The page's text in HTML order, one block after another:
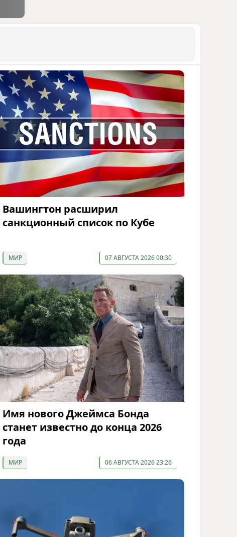
Вашингтон расширил
санкционный список по Кубе
МИР 07 АВГУСТА 2026 00:30
Имя нового Джеймса Бонда
станет известно до конца 2026
года
МИР 06 АВГУСТА 2026 23:26